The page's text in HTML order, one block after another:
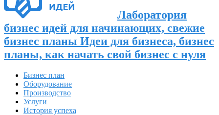
Лаборатория
бизнес идей для начинающих, свежие
бизнес планы Идеи для бизнеса, бизнес
планы, как начать свой бизнес с нуля
Бизнес план
Оборудование
Производство
Услуги
История успеха